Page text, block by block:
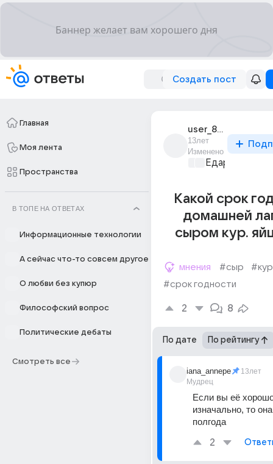
Создать пост
Главная
Моя лента
Пространства
В ТОПЕ НА ОТВЕТАХ
Информационные технологии
А сейчас что-то совсем другое
О любви без купюр
Философский вопрос
Политические дебаты
Смотреть все
user_88485927
13лет
Изменено
Едариум
Какой срок
домашней
сыром кур.
мнения #сыр
#срок годности
2 8
По дате По рейтингу
iana_annepe
Мудрец
13лет
Если вы её
изначально, то
полгода
2